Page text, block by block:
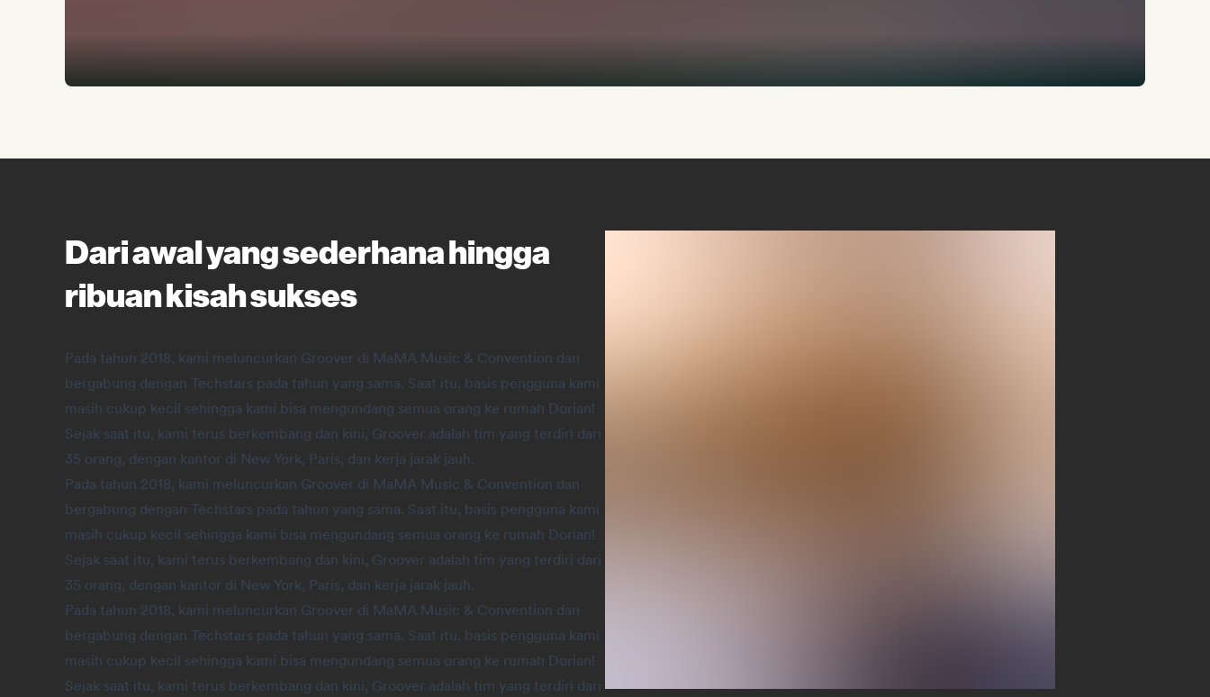
Dari awal yang sederhana hingga
ribuan kisah sukses
Pada tahun 2018, kami meluncurkan Groover di MaMA Music & Convention dan
bergabung dengan Techstars pada tahun yang sama. Saat itu, basis pengguna kami
masih cukup kecil sehingga kami bisa mengundang semua orang ke rumah Dorian!
Sejak saat itu, kami terus berkembang dan kini, Groover adalah tim yang terdiri dari
35 orang, dengan kantor di New York, Paris, dan kerja jarak jauh.
Pada tahun 2018, kami meluncurkan Groover di MaMA Music & Convention dan
bergabung dengan Techstars pada tahun yang sama. Saat itu, basis pengguna kami
masih cukup kecil sehingga kami bisa mengundang semua orang ke rumah Dorian!
Sejak saat itu, kami terus berkembang dan kini, Groover adalah tim yang terdiri dari
35 orang, dengan kantor di New York, Paris, dan kerja jarak jauh.
Pada tahun 2018, kami meluncurkan Groover di MaMA Music & Convention dan
bergabung dengan Techstars pada tahun yang sama. Saat itu, basis pengguna kami
masih cukup kecil sehingga kami bisa mengundang semua orang ke rumah Dorian!
Sejak saat itu, kami terus berkembang dan kini, Groover adalah tim yang terdiri dari